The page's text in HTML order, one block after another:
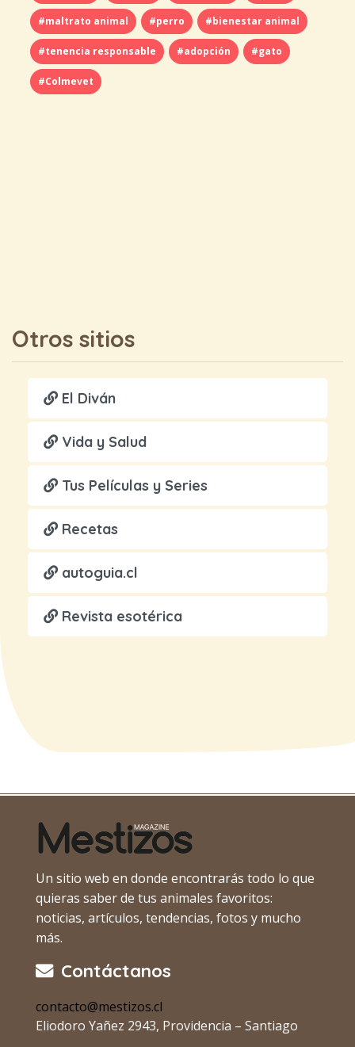
#maltrato animal #perro #bienestar animal
#tenencia responsable #adopción #gato
#Colmevet
Otros sitios
El Diván
Vida y Salud
Tus Películas y Series
Recetas
autoguia.cl
Revista esotérica
Un sitio web en donde encontrarás todo lo que
quieras saber de tus animales favoritos:
noticias, artículos, tendencias, fotos y mucho
más.
Contáctanos
contacto@mestizos.cl
Eliodoro Yañez 2943, Providencia – Santiago